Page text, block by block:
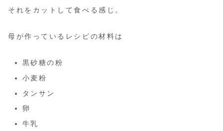
それをカットして食べる感じ。
母が作っているレシピの材料は
黒砂糖の粉
小麦粉
タンサン
卵
牛乳